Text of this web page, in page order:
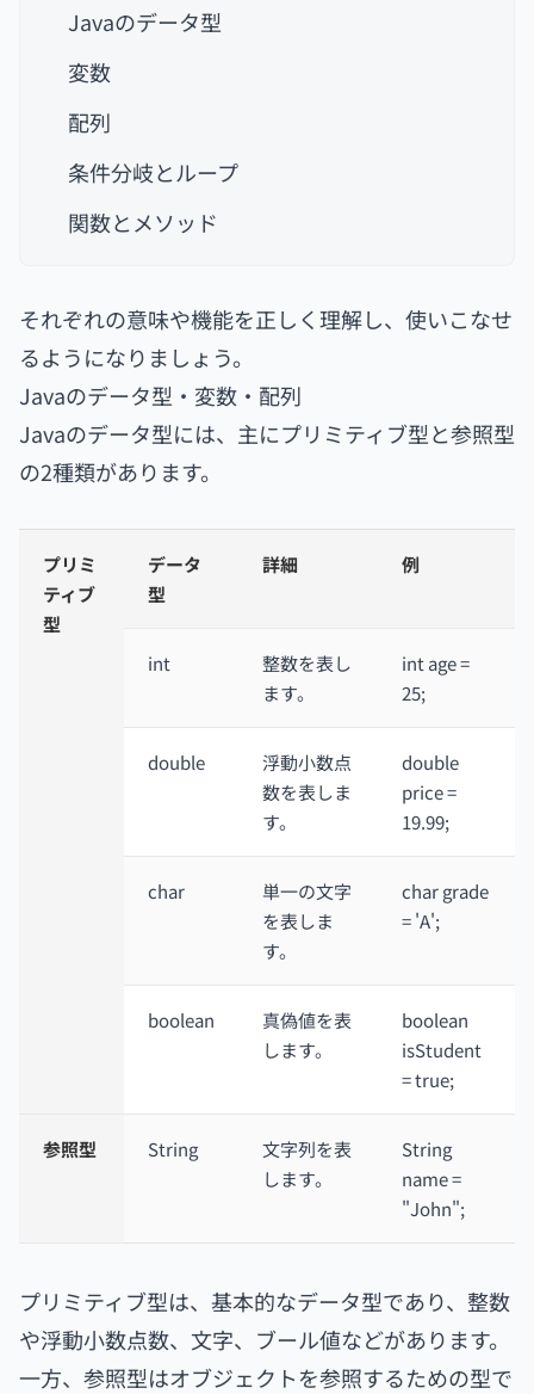
Javaのデータ型
変数
配列
条件分岐とループ
関数とメソッド
それぞれの意味や機能を正しく理解し、使いこなせ
るようになりましょう。
Javaのデータ型・変数・配列
Javaのデータ型には、主にプリミティブ型と参照型
の2種類があります。
プリミ
ティブ
型
データ
型
詳細 例
int
整数を表し
ます。
int age =
25;
double
浮動小数点
数を表しま
す。
double
price =
19.99;
char
単一の文字
を表しま
す。
char grade
= 'A';
boolean
真偽値を表
します。
boolean
isStudent
= true;
参照型 String
文字列を表
します。
String
name =
"John";
プリミティブ型は、基本的なデータ型であり、整数
や浮動小数点数、文字、ブール値などがあります。
一方、参照型はオブジェクトを参照するための型で